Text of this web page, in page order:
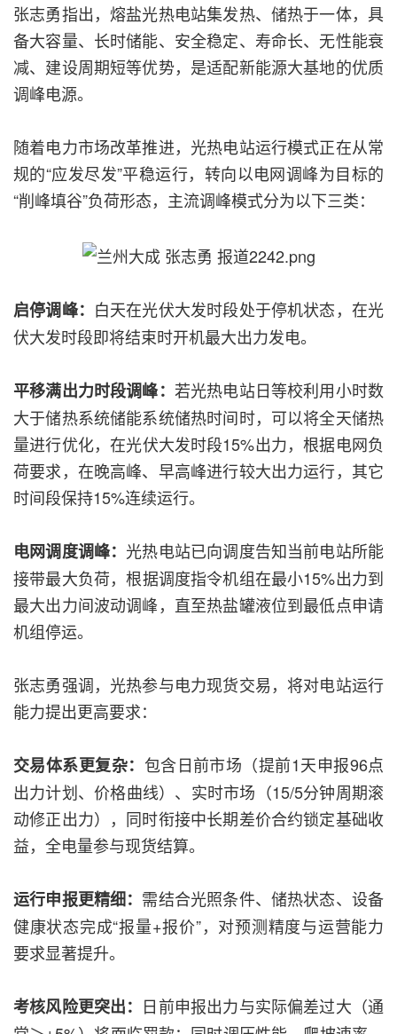
张志勇指出，熔盐光热电站集发热、储热于一体，具
备大容量、长时储能、安全稳定、寿命长、无性能衰
减、建设周期短等优势，是适配新能源大基地的优质
调峰电源。
随着电力市场改革推进，光热电站运行模式正在从常
规的“应发尽发”平稳运行，转向以电网调峰为目标的
“削峰填谷”负荷形态，主流调峰模式分为以下三类：
启停调峰： 白天在光伏大发时段处于停机状态，在光
伏大发时段即将结束时开机最大出力发电。
平移满出力时段调峰： 若光热电站日等校利用小时数
大于储热系统储能系统储热时间时，可以将全天储热
量进行优化，在光伏大发时段15%出力，根据电网负
荷要求，在晚高峰、早高峰进行较大出力运行，其它
时间段保持15%连续运行。
电网调度调峰： 光热电站已向调度告知当前电站所能
接带最大负荷，根据调度指令机组在最小15%出力到
最大出力间波动调峰，直至热盐罐液位到最低点申请
机组停运。
张志勇强调，光热参与电力现货交易，将对电站运行
能力提出更高要求：
交易体系更复杂： 包含日前市场（提前1天申报96点
出力计划、价格曲线）、实时市场（15/5分钟周期滚
动修正出力），同时衔接中长期差价合约锁定基础收
益，全电量参与现货结算。
运行申报更精细： 需结合光照条件、储热状态、设备
健康状态完成“报量+报价”，对预测精度与运营能力
要求显著提升。
考核风险更突出： 日前申报出力与实际偏差过大（通